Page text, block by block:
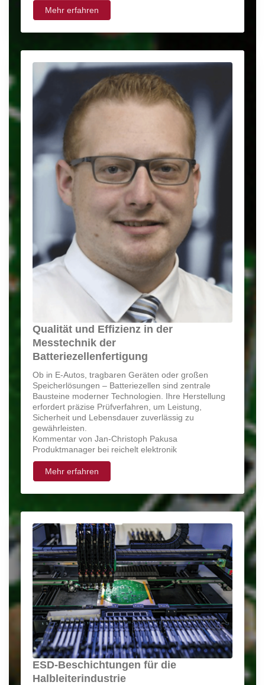
Mehr erfahren
Qualität und Effizienz in der
Messtechnik der
Batteriezellenfertigung
Ob in E-Autos, tragbaren Geräten oder großen
Speicherlösungen – Batteriezellen sind zentrale
Bausteine moderner Technologien. Ihre Herstellung
erfordert präzise Prüfverfahren, um Leistung,
Sicherheit und Lebensdauer zuverlässig zu
gewährleisten.
Kommentar von Jan-Christoph Pakusa
Produktmanager bei reichelt elektronik
Mehr erfahren
ESD-Beschichtungen für die
Halbleiterindustrie